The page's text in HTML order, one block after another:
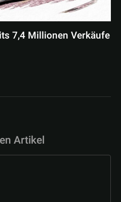
7,4 Millionen Verkäufe
Artikel